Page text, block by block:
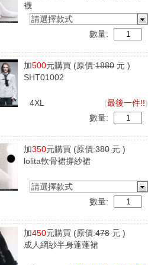
襪
請選擇款式
數量:
加500元購買 (原價:1880 元 )
SHT01002
4XL (最後一件!!)
數量:
加350元購買 (原價:380 元 )
lolita軟骨裙撐紗裙
請選擇款式
數量:
加450元購買 (原價:478 元 )
成人網紗半身蓬蓬裙